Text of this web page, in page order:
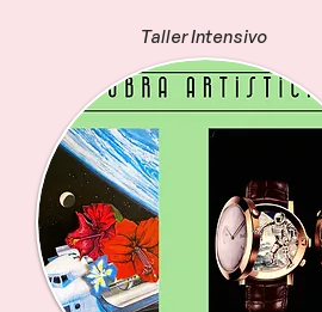
Taller Intensivo